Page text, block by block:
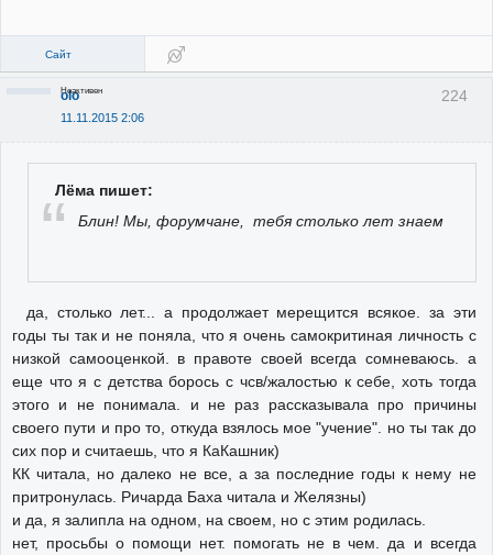
Сайт
224
olo
11.11.2015 2:06
Неактивен
Лёма пишет:
Блин! Мы, форумчане, тебя столько лет знаем
да, столько лет... а продолжает мерещится всякое. за эти
годы ты так и не поняла, что я очень самокритиная личность с
низкой самооценкой. в правоте своей всегда сомневаюсь. а
еще что я с детства борось с чсв/жалостью к себе, хоть тогда
этого и не понимала. и не раз рассказывала про причины
своего пути и про то, откуда взялось мое "учение". но ты так до
сих пор и считаешь, что я КаКашник)
КК читала, но далеко не все, а за последние годы к нему не
притронулась. Ричарда Баха читала и Желязны)
и да, я залипла на одном, на своем, но с этим родилась.
нет, просьбы о помощи нет. помогать не в чем. да и всегда